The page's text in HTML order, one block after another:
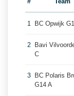
1 BC Opwijk
2
Bavi
C
3
BC Polaris
G14 A